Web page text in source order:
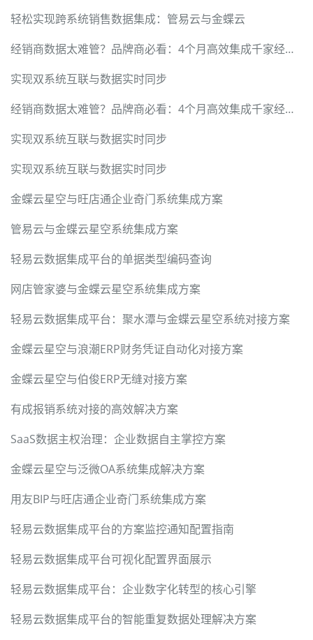
轻松实现跨系统销售数据集成：管易云与金蝶云
经销商数据太难管？品牌商必看：4个月高效集成千家经销商的落地指南
实现双系统互联与数据实时同步
经销商数据太难管？品牌商必看：4个月高效集成千家经销商的落地指南
实现双系统互联与数据实时同步
实现双系统互联与数据实时同步
金蝶云星空与旺店通企业奇门系统集成方案
管易云与金蝶云星空系统集成方案
轻易云数据集成平台的单据类型编码查询
网店管家婆与金蝶云星空系统集成方案
轻易云数据集成平台：聚水潭与金蝶云星空系统对接方案
金蝶云星空与浪潮ERP财务凭证自动化对接方案
金蝶云星空与伯俊ERP无缝对接方案
有成报销系统对接的高效解决方案
SaaS数据主权治理：企业数据自主掌控方案
金蝶云星空与泛微OA系统集成解决方案
用友BIP与旺店通企业奇门系统集成方案
轻易云数据集成平台的方案监控通知配置指南
轻易云数据集成平台可视化配置界面展示
轻易云数据集成平台：企业数字化转型的核心引擎
轻易云数据集成平台的智能重复数据处理解决方案